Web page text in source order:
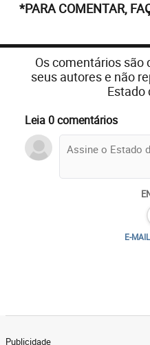
*PARA COMENTAR,
Os comentários são
seus autores e não
Estado
Leia 0 comentários
E-
Publicidade